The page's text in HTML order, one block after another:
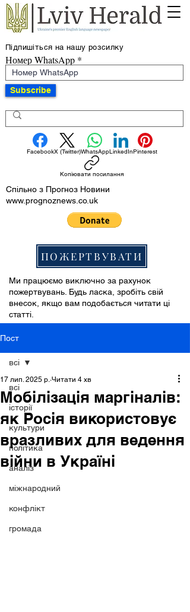
Підпишіться на нашу розсилку
Номер WhatsApp
Subscribe
FacebookX (Twitter)WhatsAppLinkedInPinterest
Копіювати посилання
Спільно з Прогноз Новини
www.prognoznews.co.uk
ПОЖЕРТВУВАТИ
Ми працюємо виключно за рахунок
пожертвувань. Будь ласка, зробіть свій
внесок, якщо вам подобається читати ці
статті.
Пост
всі
історії
культури
політика
аналіз
міжнародний
конфлікт
громада
всі
Мобілізація маргіналів:
як Росія використовує
вразливих для ведення
війни в Україні
17 лип. 2025 р. Читати 4 хв